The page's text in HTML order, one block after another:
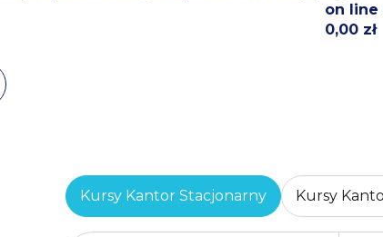
on line
0,00 zł
Kursy Kantor Stacjonarny Kursy